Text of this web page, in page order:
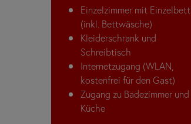
Einzelzimmer mit Einzelbett
(inkl. Bettwäsche)
Kleiderschrank und
Schreibtisch
Internetzugang (WLAN,
kostenfrei für den Gast)
Zugang zu Badezimmer und
Küche